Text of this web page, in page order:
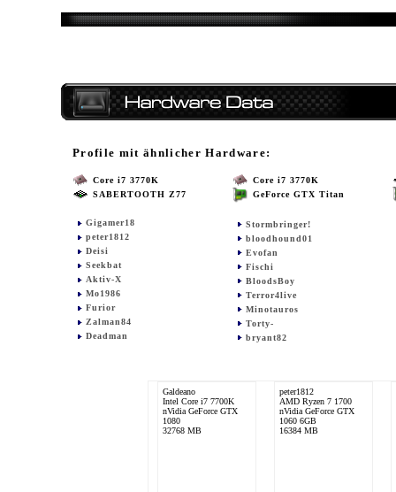
Profile mit ähnlicher Hardware:
Core i7 3770K
SABERTOOTH Z77
Gigamer18
peter1812
Deisi
Seekbat
Aktiv-X
Mo1986
Furior
Zalman84
Deadman
Core i7 3770K
GeForce GTX Titan
Stormbringer!
bloodhound01
Evofan
Fischi
BloodsBoy
Terror4live
Minotauros
Torty-
bryant82
Galdeano
Intel Core i7 7700K
nVidia GeForce GTX
1080
32768 MB
peter1812
AMD Ryzen 7 1700
nVidia GeForce GTX
1060 6GB
16384 MB